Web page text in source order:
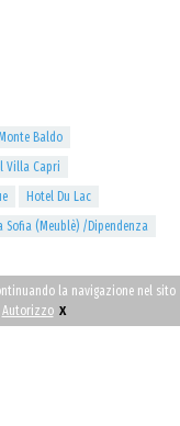
Baldo
Villa Capri
Hotel Du Lac
Sofia (Meublè) /Dipendenza
la navigazione nel sito
Autorizzo x